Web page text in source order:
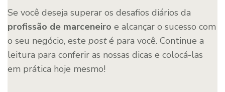
Se você deseja superar os desafios diários da
profissão de marceneiro e alcançar o sucesso com
o seu negócio, este posté para você. Continue a
leitura para conferir as nossas dicas e colocá-las
em prática hoje mesmo!